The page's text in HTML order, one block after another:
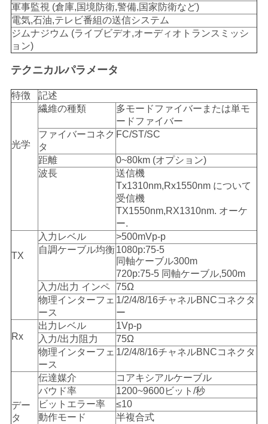
地
図
プ
イ
リ
軍事監視 (倉庫,国境防衛,警備,国家防衛など)
電気,石油,テレビ番組の送信システム
ジムナジウム (ライブビデオ,オーディオトランスミッシ
ョン)
テクニカルパラメータ
特徴 記述
光学
繊維の種類
多モードファイバーまたは単モ
ードファイバー
ファイバーコネク
タ
FC/ST/SC
距離
0~80km (オプション)
波長
送信機
Tx1310nm,Rx1550nm について
受信機
TX1550nm,RX1310nm. オーケ
ー.
TX
入力レベル
>500mVp-p
自調ケーブル均衡1080p:75-5
同軸ケーブル300m
720p:75-5 同軸ケーブル,500m
入力/出力 インペ
75Ω
物理インターフェ
ース
1/2/4/8/16チャネルBNCコネクタ
ー
Rx
出力レベル
1Vp-p
入力/出力阻力
75Ω
物理インターフェ
ース
1/2/4/8/16チャネルBNCコネクタ
デー
タ
伝達媒介
コアキシアルケーブル
バウド率
1200~9600ビット/秒
ビットエラー率
≤10
動作モード
半複合式